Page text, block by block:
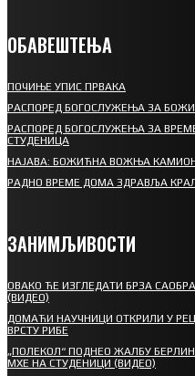
ОБАВЕШТЕЊА
ПОЧИЊЕ УПИС ПРВАКА
РАСПОРЕД БОГОСЛУЖЕЊА ЗА
РАСПОРЕД БОГОСЛУЖЕЊА ЗА
СТУДЕНИЦА
НАЈАВА: БОЖИЋНА ВОЖЊА
РАДНО ВРЕМЕ ДОМА ЗДРАВЉА
ЗАНИМЉИВОСТИ
ОВАКО ЋЕ ИЗГЛЕДАТИ БРЗА
(ВИДЕО)
ДОМАЋИ НАУЧНИЦИ ОТКРИЛИ У
ВРСТУ РИБЕ
„ПОЛЕКОЛ“ ПОДНЕО ЖАЛБУ
МХЕ НА СТУДЕНИЦИ (ВИДЕО)